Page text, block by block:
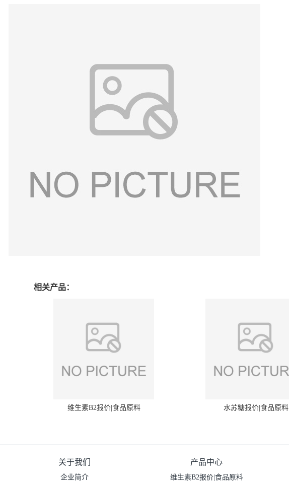
相关产品：
维生素B2报价|食品原料 水苏糖报价|食品原料
关于我们
企业简介
产品中心
维生素B2报价|食品原料